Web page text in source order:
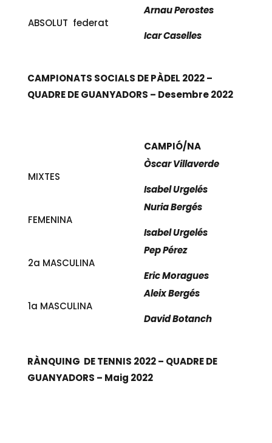
ABSOLUT federat
Arnau Perostes
Icar Caselles
CAMPIONATS SOCIALS DE PÀDEL 2022 –
QUADRE DE GUANYADORS – Desembre 2022
CAMPIÓ/NA
MIXTES
Òscar Villaverde
Isabel Urgelés
FEMENINA
Nuria Bergés
Isabel Urgelés
2a MASCULINA
Pep Pérez
Eric Moragues
1a MASCULINA
Aleix Bergés
David Botanch
RÀNQUING DE TENNIS 2022 – QUADRE DE
GUANYADORS – Maig 2022